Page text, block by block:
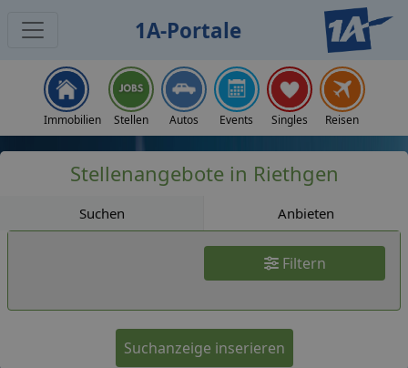
1A-Portale
Immobilien Stellen Autos Events Singles Reisen
Stellenangebote in Riethgen
Suchen Anbieten
Filtern
Suchanzeige inserieren